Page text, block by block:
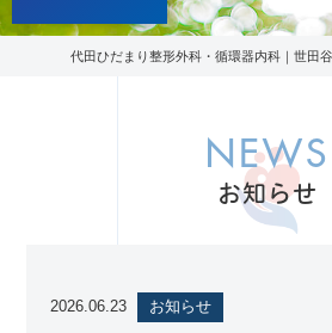
代田ひだまり整形外科・循環器内科｜世田
NEWS
お知らせ
2026.06.23 お知らせ